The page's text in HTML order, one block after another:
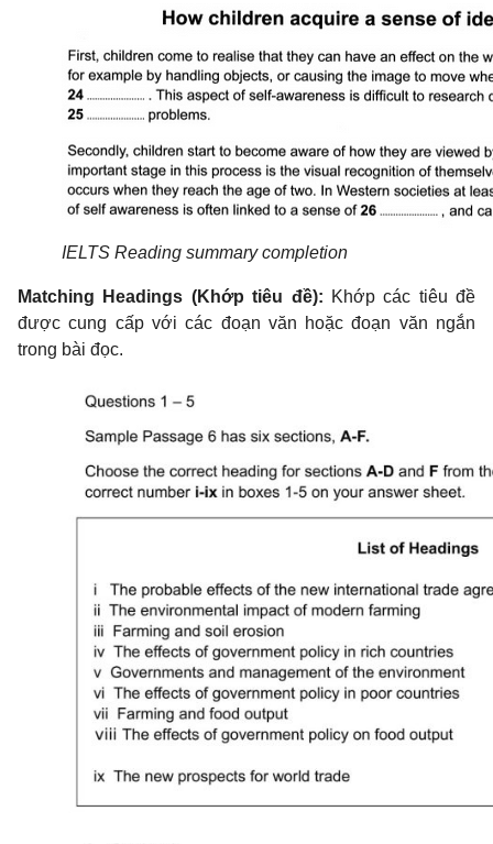
IELTS Reading summary completion
Matching Headings (Khớp tiêu đề): Khớp các tiêu đề
được cung cấp với các đoạn văn hoặc đoạn văn ngắn
trong bài đọc.